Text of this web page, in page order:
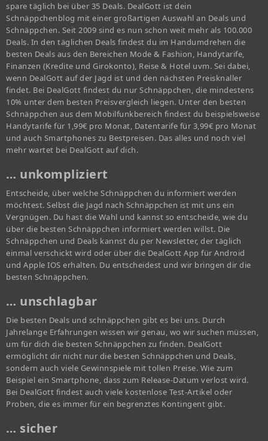
spare täglich bei über 35 Deals. DealGott ist dein
Schnäppchenblog mit einer großartigen Auswahl an Deals und
Schnäppchen. Seit 2009 sind es nun schon weit mehr als 100.000
Deals. In den täglichen Deals findest du im Handumdrehen die
besten Deals aus den Bereichen Mode & Fashion, Handytarife,
Finanzen (Kredite und Girokonto), Reise & Hotel uvm. Sei dabei,
wenn DealGott auf der Jagd ist und den nächsten Preisknaller
findet. Bei DealGott findest du nur Schnäppchen, die mindestens
10% unter dem besten Preisvergleich liegen. Unter den besten
Schnäppchen aus dem Mobilfunkbereich findest du beispielsweise
Handytarife für 1,99€ pro Monat, Datentarife für 3,99€ pro Monat
und auch Smartphones zu Bestpreisen. Das alles und noch viel
mehr wartet bei DealGott auf dich.
… unkompliziert
Entscheide, über welche Schnäppchen du informiert werden
möchtest. Selbst die Jagd nach Schnäppchen ist mit uns ein
Vergnügen. Du hast die Wahl und kannst so entscheide, wie du
über die besten Schnäppchen informiert werden willst. Die
Schnäppchen und Deals kannst du per Newsletter, der täglich
einmal verschickt wird oder über die DealGott App für Android
und Apple IOS erhalten. Du entscheidest und wir bringen dir die
besten Schnäppchen.
… unschlagbar
Die besten Deals und schnäppchen gibt es bei uns. Durch
Jahrelange Erfahrungen wissen wir genau, wo wir suchen müssen,
um für dich die besten Schnäppchen zu finden. DealGott
ermöglicht dir nicht nur die besten Schnäppchen und Deals,
sondern auch viele Gewinnspiele mit tollen Preise. Wie zum
Beispiel ein Smartphone, dass zum Release-Datum verlost wird.
Bei DealGott findest auch viele kostenlose Test-Artikel oder
Proben, die es immer für ein begrenztes Kontingent gibt.
… sicher